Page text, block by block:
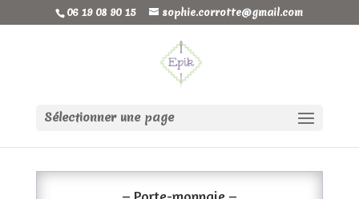
06 19 08 90 15 sophie.corrotte@gmail.com
Sélectionner une page